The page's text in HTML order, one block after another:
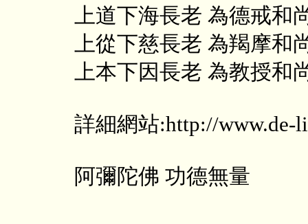
上道下海長老 為德戒和
上從下慈長老 為羯摩和
上本下因長老 為教授和
詳細網站:http://www.de-
阿彌陀佛 功德無量